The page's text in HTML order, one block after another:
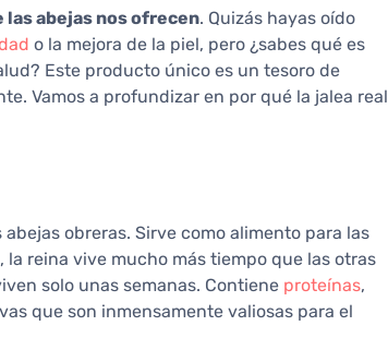
las abejas nos ofrecen. Quizás hayas oído
o la mejora de la piel, pero ¿sabes qué es
Este producto único es un tesoro de
Vamos a profundizar en por qué la jalea real
obreras. Sirve como alimento para las
reina vive mucho más tiempo que las otras
solo unas semanas. Contiene proteínas,
que son inmensamente valiosas para el